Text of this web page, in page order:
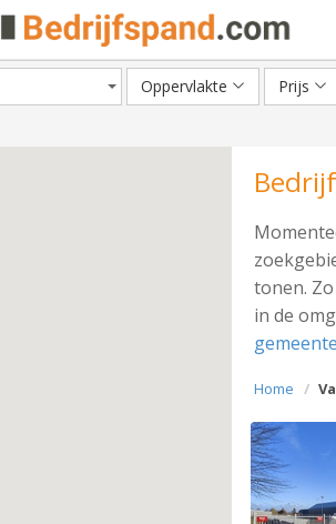
Oppervlakte Prijs
tonen.
in de
Home